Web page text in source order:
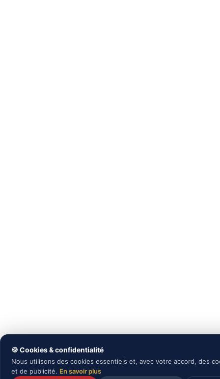
🍪 Cookies & confidentialité
Nous utilisons des cookies essentiels et, avec votre accord, des
et de publicité. En savoir plus